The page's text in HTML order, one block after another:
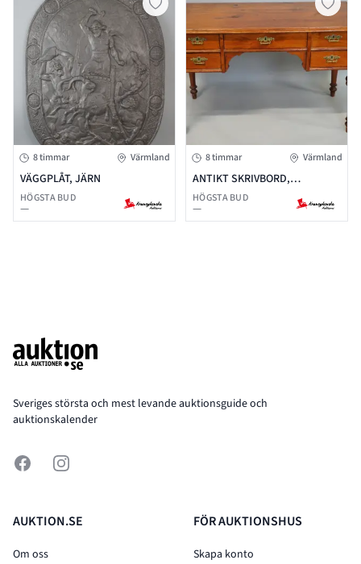
8 timmar Värmland
VÄGGPLÅT, JÄRN
HÖGSTA BUD
—
8 timmar Värmland
ANTIKT SKRIVBORD,
NYRENÄSSANS STIL, SENT
1800-TAL
HÖGSTA BUD
—
Sveriges största och mest levande auktionsguide och
auktionskalender
FacebookInstagram
AUKTION.SE
Om oss
FÖR AUKTIONSHUS
Skapa konto